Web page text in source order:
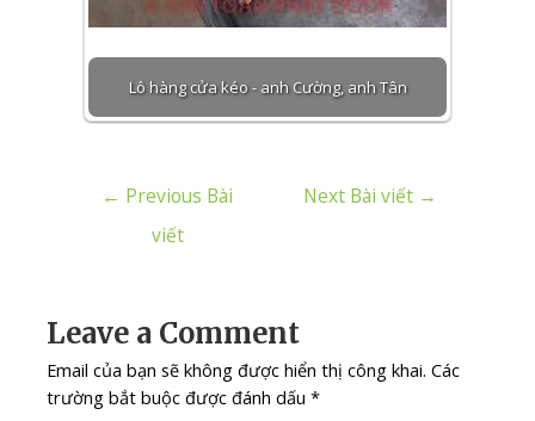
Lô hàng cửa kéo - anh Cường, anh Tân
← Previous Bài
viết
Next Bài viết →
Leave a Comment
Email của bạn sẽ không được hiển thị công khai. Các
trường bắt buộc được đánh dấu*